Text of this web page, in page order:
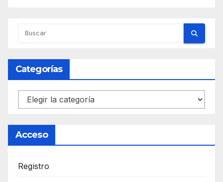
Categorías
Categorías
Acceso
Registro